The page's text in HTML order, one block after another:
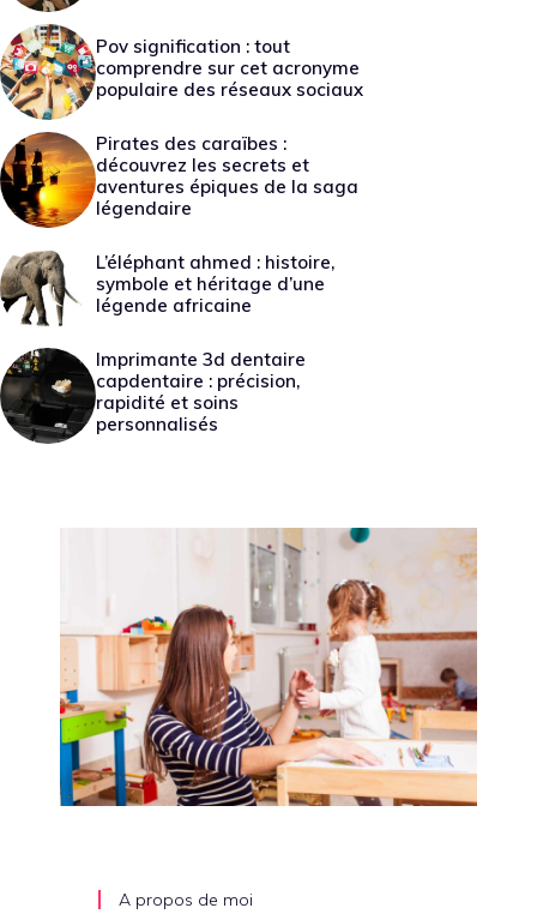
Pov signification : tout
comprendre sur cet acronyme
populaire des réseaux sociaux
Pirates des caraïbes :
découvrez les secrets et
aventures épiques de la saga
légendaire
L’éléphant ahmed : histoire,
symbole et héritage d’une
légende africaine
Imprimante 3d dentaire
capdentaire : précision,
rapidité et soins
personnalisés
A propos de moi